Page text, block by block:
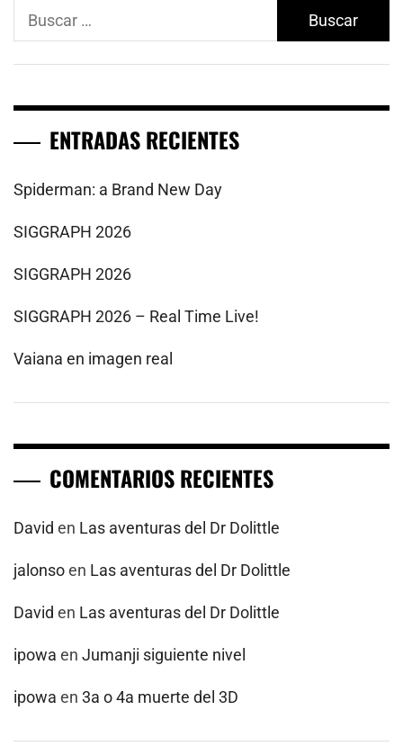
Buscar:
ENTRADAS RECIENTES
Spiderman: a Brand New Day
SIGGRAPH 2026
SIGGRAPH 2026
SIGGRAPH 2026 – Real Time Live!
Vaiana en imagen real
COMENTARIOS RECIENTES
David en Las aventuras del Dr Dolittle
jalonsoen Las aventuras del Dr Dolittle
David en Las aventuras del Dr Dolittle
ipowa en Jumanji siguiente nivel
ipowa en 3a o 4a muerte del 3D